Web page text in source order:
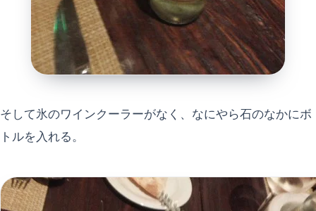
そして氷のワインクーラーがなく、なにやら石のなかにボ
トルを入れる。